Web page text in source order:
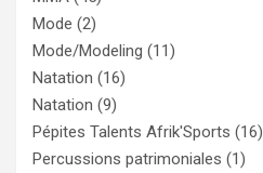
Mode (2)
Mode/Modeling (11)
Natation (16)
Natation (9)
Pépites Talents Afrik'Sports (16)
Percussions patrimoniales (1)